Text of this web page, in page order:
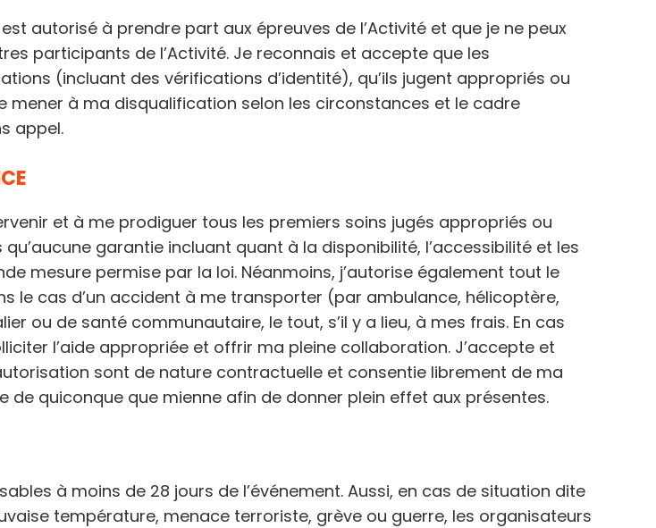
autorisé à prendre part aux épreuves de l’Activité et que je ne peux
participants de l’Activité. Je reconnais et accepte que les
(incluant des vérifications d’identité), qu’ils jugent appropriés ou
mener à ma disqualification selon les circonstances et le cadre
appel.
et à me prodiguer tous les premiers soins jugés appropriés ou
garantie incluant quant à la disponibilité, l’accessibilité et les
mesure permise par la loi. Néanmoins, j’autorise également tout le
le cas d’un accident à me transporter (par ambulance, hélicoptère,
ou de santé communautaire, le tout, s’il y a lieu, à mes frais. En cas
l’aide appropriée et offrir ma pleine collaboration. J’accepte et
sont de nature contractuelle et consentie librement de ma
de quiconque que mienne afin de donner plein effet aux présentes.
à moins de 28 jours de l’événement. Aussi, en cas de situation dite
température, menace terroriste, grève ou guerre, les organisateurs